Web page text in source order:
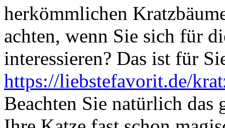
herkömmlichen
achten, wenn Sie sich für
interessieren? Das ist für
https://liebstefavorit.de/
Beachten Sie natürlich das